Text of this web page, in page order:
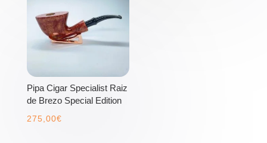
Pipa Cigar Specialist Raiz
de Brezo Special Edition
275,00€